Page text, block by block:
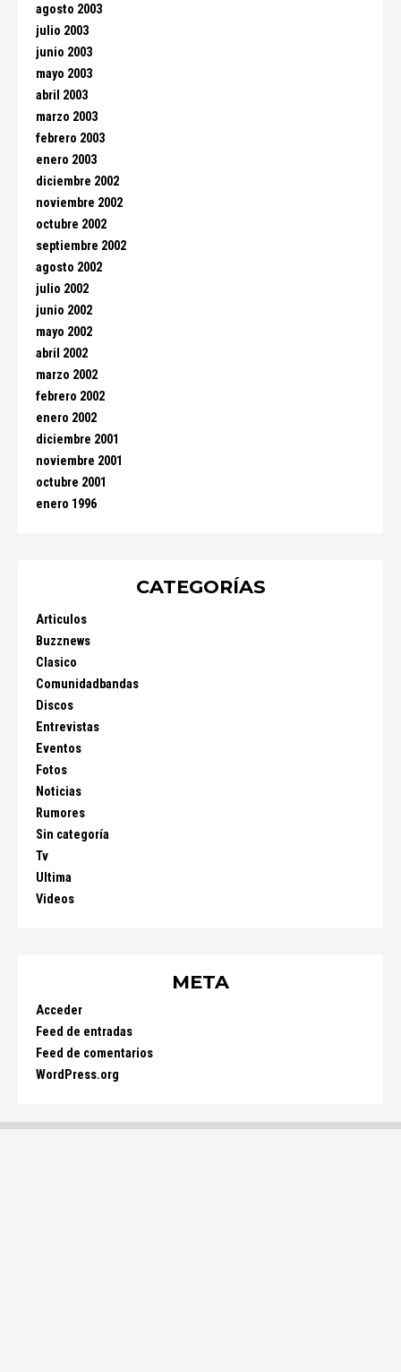
agosto 2003
julio 2003
junio 2003
mayo 2003
abril 2003
marzo 2003
febrero 2003
enero 2003
diciembre 2002
noviembre 2002
octubre 2002
septiembre 2002
agosto 2002
julio 2002
junio 2002
mayo 2002
abril 2002
marzo 2002
febrero 2002
enero 2002
diciembre 2001
noviembre 2001
octubre 2001
enero 1996
CATEGORÍAS
Articulos
Buzznews
Clasico
Comunidadbandas
Discos
Entrevistas
Eventos
Fotos
Noticias
Rumores
Sin categoría
Tv
Ultima
Videos
META
Acceder
Feed de entradas
Feed de comentarios
WordPress.org